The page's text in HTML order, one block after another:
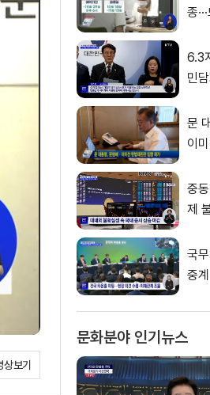
보기
종
6.3
민
문
이
중
제
소화
국
중
문화분야 인기뉴스